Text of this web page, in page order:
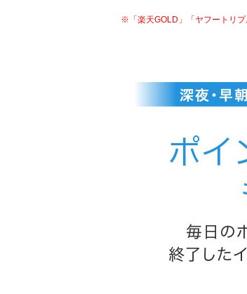
※「楽天GOLD」「ヤフートリプ